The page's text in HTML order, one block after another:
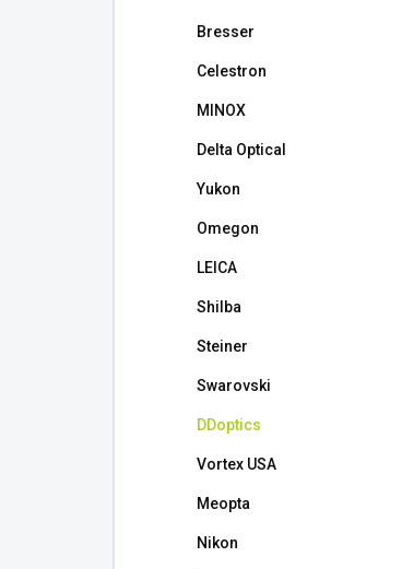
Bresser
Celestron
MINOX
Delta Optical
Yukon
Omegon
LEICA
Shilba
Steiner
Swarovski
DDoptics
Vortex USA
Meopta
Nikon